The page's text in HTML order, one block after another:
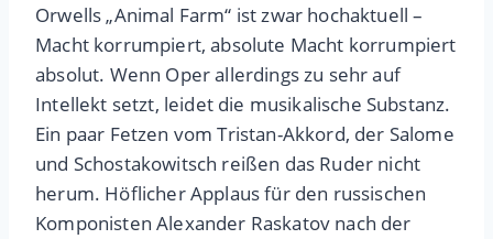
Orwells „Animal Farm“ ist zwar hochaktuell –
Macht korrumpiert, absolute Macht korrumpiert
absolut. Wenn Oper allerdings zu sehr auf
Intellekt setzt, leidet die musikalische Substanz.
Ein paar Fetzen vom Tristan-Akkord, der Salome
und Schostakowitsch reißen das Ruder nicht
herum. Höflicher Applaus für den russischen
Komponisten Alexander Raskatov nach der